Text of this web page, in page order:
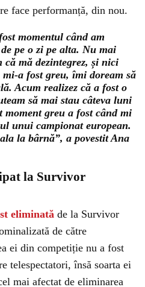
face performanță, din nou.
momentul când am
pe o zi pe alta. Nu mai
mă dezintegrez, și nici
a fost greu, îmi doream să
Acum realizez că a fost o
să mai stau câteva luni
greu a fost când mi
unui campionat european.
la bârnă”, a povestit Ana
la Survivor
eliminată de la Survivor
de către
ei din competiție nu a fost
telespectatori, însă soarta ei
mai afectat de eliminarea